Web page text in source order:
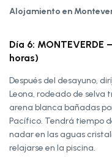
Alojamiento en
Día 6:
horas)
Después del desayuno,
Leona, rodeado de selva
arena blanca bañadas
Pacífico. Tendrá tiempo
nadar en las aguas
relajarse en la piscina.